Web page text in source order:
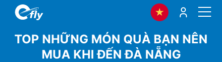
TOP NHỮNG MÓN QUÀ BẠN NÊN
MUA KHI ĐẾN ĐÀ NẴNG